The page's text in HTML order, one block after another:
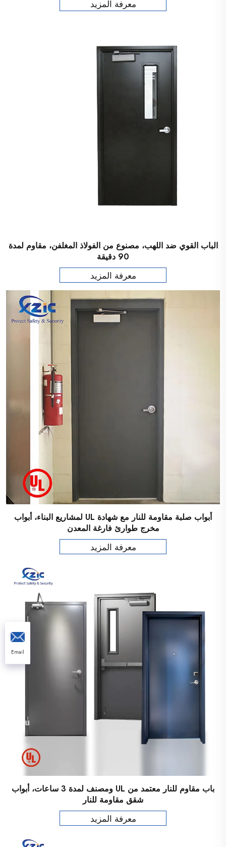
معرفة المزيد
الباب القوي ضد اللهب، مصنوع من الفولاذ المغلفن، مقاوم لمدة
90 دقيقة
معرفة المزيد
أبواب صلبة مقاومة للنار مع شهادة UL لمشاريع البناء، أبواب
مخرج طوارئ فارغة المعدن
معرفة المزيد
باب مقاوم للنار معتمد من UL ومصنف لمدة 3 ساعات، أبواب
شقق مقاومة للنار
معرفة المزيد
Email